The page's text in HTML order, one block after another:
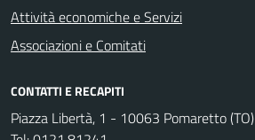
Attività economiche e Servizi
Associazioni e Comitati
CONTATTI E RECAPITI
Piazza Libertà, 1 - 10063 Pomaretto (TO)